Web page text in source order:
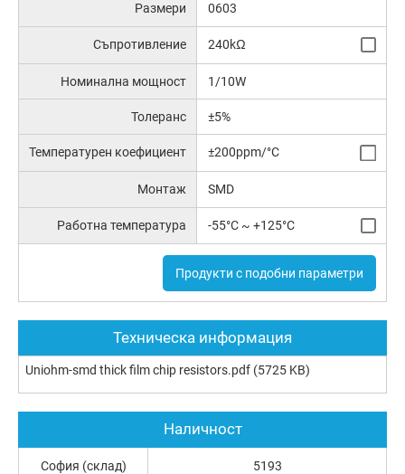
Размери 0603
Съпротивление 240kΩ
Номинална мощност 1/10W
Толеранс ±5%
Температурен коефициент ±200ppm/°C
Монтаж SMD
Работна температура -55°C ~ +125°C
Продукти с подобни параметри
Техническа информация
Uniohm-smd thick film chip resistors.pdf (5725 KB)
Наличност
София (склад) 5193